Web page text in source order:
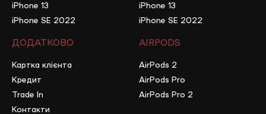
iPhone 13
iPhone SE 2022
iPhone 13
iPhone SE 2022
ДОДАТКОВО
Картка клієнта
Кредит
Trade In
Контакти
AIRPODS
AirPods 2
AirPods Pro
AirPods Pro 2